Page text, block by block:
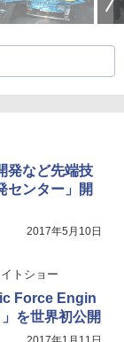
発など先端技
センター」開
2017年5月10日
トショー
Force Engin
を世界初公開